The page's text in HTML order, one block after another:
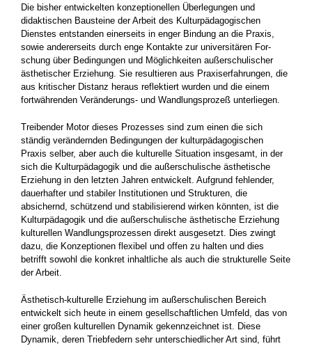
Die bisher entwickelten konzeptionellen Überle­gungen und
didaktischen Bausteine der Arbeit des Kulturpä­dagogischen
Dienstes entstanden einerseits in enger Bindung an die Praxis,
sowie andererseits durch enge Kontakte zur universitären For­
schung über Bedingungen und Möglichkeiten außerschulischer
ästhetischer Erziehung. Sie resultieren aus Praxiserfahrungen, die
aus kriti­scher Distanz heraus reflektiert wurden und die einem
fortwährenden Veränderungs- und Wand­lungsprozeß unterliegen.
Treibender Motor dieses Prozesses sind zum einen die sich
ständig verändernden Bedingun­gen der kulturpädagogischen
Praxis selber, aber auch die kulturelle Situation insgesamt, in der
sich die Kulturpädagogik und die außerschuli­sche ästhetische
Erziehung in den letzten Jah­ren entwickelt. Aufgrund fehlender,
dauerhafter und stabiler Institutionen und Strukturen, die
absichernd, schützend und stabilisierend wirken könnten, ist die
Kulturpädagogik und die außer­schulische ästhetische Erziehung
kulturellen Wandlungsprozessen direkt ausgesetzt. Dies zwingt
dazu, die Konzeptionen flexibel und offen zu halten und dies
betrifft sowohl die konkret in­haltliche als auch die strukturelle Seite
der Ar­beit.
Ästhetisch-kulturelle Erziehung im außerschuli­schen Bereich
entwickelt sich heute in einem gesellschaftlichen Umfeld, das von
einer großen kulturellen Dynamik gekennzeichnet ist. Diese
Dynamik, deren Triebfedern sehr unterschied­licher Art sind, führt